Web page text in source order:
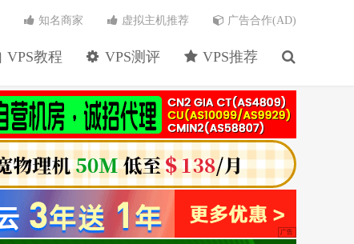
VPS教程 VPS测评 VPS推荐
知名商家 虚拟主机推荐 广告合作(AD)